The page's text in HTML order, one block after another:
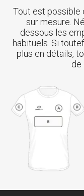
Tout est possible
sur mesure.
dessous les
habituels. Si
plus en détails,
de